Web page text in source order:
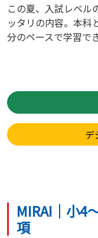
この夏、入試レベル
ッタリの内容。本科
分のペースで学習で
デ
MIRAI｜小4
項